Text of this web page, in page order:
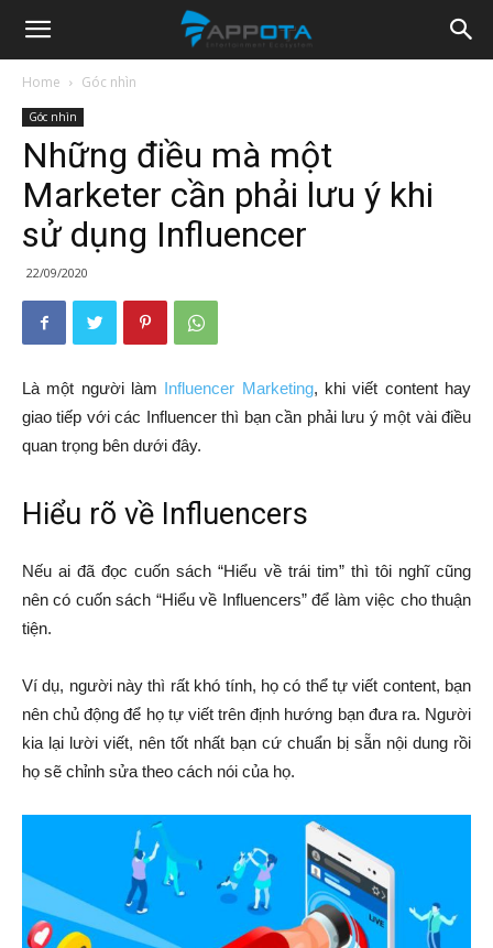
Appota
News
Home Góc nhìn
Góc nhìn
Những điều mà một
Marketer cần phải lưu ý khi
sử dụng Influencer
22/09/2020
Là một người làm Influencer Marketing, khi viết content hay
giao tiếp với các Influencer thì bạn cần phải lưu ý một vài điều
quan trọng bên dưới đây.
Hiểu rõ về Influencers
Nếu ai đã đọc cuốn sách “Hiểu về trái tim” thì tôi nghĩ cũng
nên có cuốn sách “Hiểu về Influencers” để làm việc cho thuận
tiện.
Ví dụ, người này thì rất khó tính, họ có thể tự viết content, bạn
nên chủ động để họ tự viết trên định hướng bạn đưa ra. Người
kia lại lười viết, nên tốt nhất bạn cứ chuẩn bị sẵn nội dung rồi
họ sẽ chỉnh sửa theo cách nói của họ.